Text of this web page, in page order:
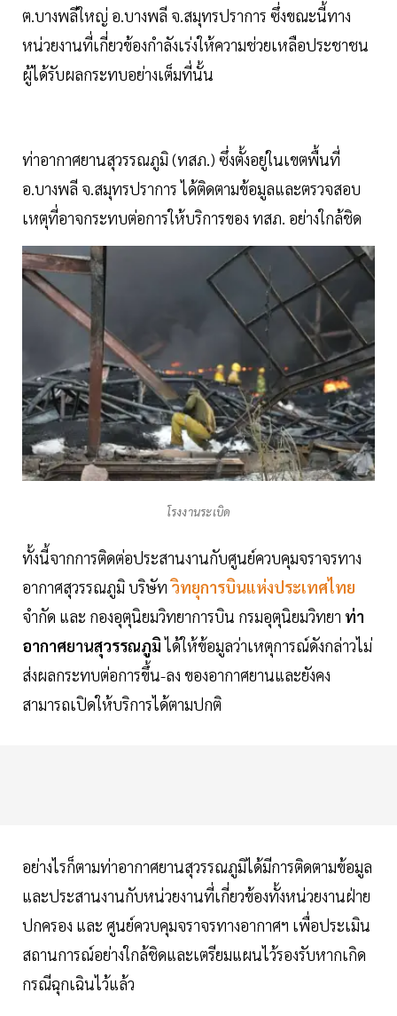
ต.บางพลีใหญ่ อ.บางพลี จ.สมุทรปราการ ซึ่งขณะนี้ทาง
หน่วยงานที่เกี่ยวข้องกำลังเร่งให้ความช่วยเหลือประชาชน
ผู้ได้รับผลกระทบอย่างเต็มที่นั้น
ท่าอากาศยานสุวรรณภูมิ (ทสภ.) ซึ่งตั้งอยู่ในเขตพื้นที่
อ.บางพลี จ.สมุทรปราการ ได้ติดตามข้อมูลและตรวจสอบ
เหตุที่อาจกระทบต่อการให้บริการของ ทสภ. อย่างใกล้ชิด
โรงงานระเบิด
ทั้งนี้จากการติดต่อประสานงานกับศูนย์ควบคุมจราจรทาง
อากาศสุวรรณภูมิ บริษัทวิทยุการบินแห่งประเทศไทย
จำกัด และ กองอุตุนิยมวิทยาการบิน กรมอุตุนิยมวิทยา ท่า
อากาศยานสุวรรณภูมิได้ให้ข้อมูลว่าเหตุการณ์ดังกล่าวไม่
ส่งผลกระทบต่อการขึ้น-ลง ของอากาศยานและยังคง
สามารถเปิดให้บริการได้ตามปกติ
อย่างไรก็ตามท่าอากาศยานสุวรรณภูมิได้มีการติดตามข้อมูล
และประสานงานกับหน่วยงานที่เกี่ยวข้องทั้งหน่วยงานฝ่าย
ปกครอง และ ศูนย์ควบคุมจราจรทางอากาศฯ เพื่อประเมิน
สถานการณ์อย่างใกล้ชิดและเตรียมแผนไว้รองรับหากเกิด
กรณีฉุกเฉินไว้แล้ว